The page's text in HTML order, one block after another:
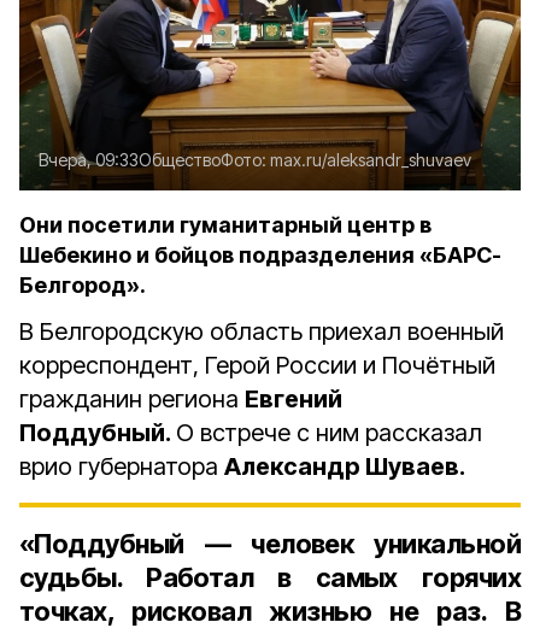
Вчера, 09:33ОбществоФото: max.ru/aleksandr_shuvaev
Они посетили гуманитарный центр в
Шебекино и бойцов подразделения «БАРС-
Белгород».
В Белгородскую область приехал военный
корреспондент, Герой России и Почётный
гражданин региона Евгений
Поддубный. О встрече с ним рассказал
врио губернатора Александр Шуваев.
«Поддубный — человек уникальной
судьбы. Работал в самых горячих
точках, рисковал жизнью не раз. В